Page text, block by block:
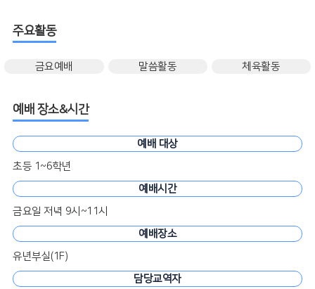
주요활동
금요예배 말씀활동 체육활동
예배 장소&시간
예배 대상
초등 1~6학년
예배시간
금요일 저녁 9시~11시
예배장소
유년부실(1F)
담당교역자